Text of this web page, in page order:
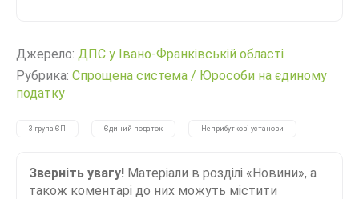
Джерело: ДПС у Івано-Франківській області
Рубрика: Спрощена система / Юрособи на єдиному
податку
3 група ЄП Єдиний податок Неприбуткові установи
Зверніть увагу! Матеріали в розділі «Новини», а
також коментарі до них можуть містити